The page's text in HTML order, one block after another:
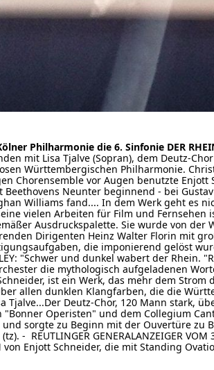
Philharmonie die 6. Sinfonie DER
mit Lisa Tjalve (Sopran), dem Deutz-
Württembergischen Philharmonie.
Chorensemble vor Augen benutzte
Beethovens Neunter beginnend - bei
Williams fand.... In dem Werk geht es
vielen Arbeiten für Film und Fernsehen
Ausdruckspalette. Sie wurde von der
Dirigenten Heinz Walter Florin mit
die imponierend gelöst
"Schwer und dunkel wabert der Rhein.
die mythologisch aufgeladenen
ist ein Werk, das mehr dem
allen dunklen Klangfarben, die die
Tjalve...Der Deutz-Chor, 120 Mann stark,
Operisten" und dem Collegium
sorgte zu Beginn mit der Ouvertüre zu
- REUTLINGER GENERALANZEIGER
von Enjott Schneider, die mit Standing